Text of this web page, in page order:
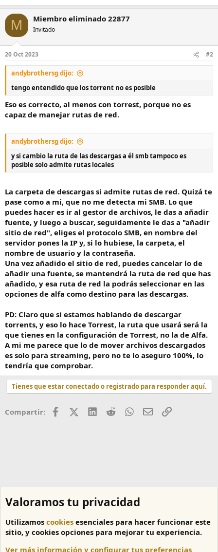
M Miembro eliminado 22877
Invitado
20 Oct 2023 #2
andybrothersg dijo:
tengo entendido que los torrent no es posible
Eso es correcto, al menos con torrest, porque no es
capaz de manejar rutas de red.
andybrothersg dijo:
y si cambio la ruta de las descargas a él smb tampoco es
posible solo admite rutas locales
La carpeta de descargas si admite rutas de red. Quizá te
pase como a mi, que no me detecta mi SMB. Lo que
puedes hacer es ir al gestor de archivos, le das a añadir
fuente, y luego a buscar, seguidamente le das a "añadir
sitio de red", eliges el protocolo SMB, en nombre del
servidor pones la IP y, si lo hubiese, la carpeta, el
nombre de usuario y la contraseña.
Una vez añadido el sitio de red, puedes cancelar lo de
añadir una fuente, se mantendrá la ruta de red que has
añadido, y esa ruta de red la podrás seleccionar en las
opciones de alfa como destino para las descargas.
PD: Claro que si estamos hablando de descargar
torrents, y eso lo hace Torrest, la ruta que usará será la
que tienes en la configuración de Torrest, no la de Alfa.
A mi me parece que lo de mover archivos descargados
es solo para streaming, pero no te lo aseguro 100%, lo
tendría que comprobar.
Tienes que estar conectado o registrado para responder aquí.
Compartir: FacebookX (Twitter)
LinkedIn
RedditWhatsApp
CorreoEnlace
Valoramos tu privacidad
Utilizamos cookies esenciales para hacer funcionar este
sitio, y cookies opciones para mejorar tu experiencia.
Ver más información y configurar tus preferencias